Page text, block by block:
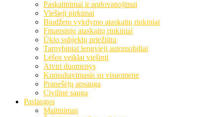
Paskatinimai ir apdovanojimai
Viešieji pirkimai
Biudžeto vykdymo ataskaitų rinkiniai
Finansinių ataskaitų rinkiniai
Ūkio subjektų priežiūra
Tarnybiniai lengvieji automobiliai
Lėšos veiklai viešinti
Atviri duomenys
Konsultavimasis su visuomene
Pranešėjų apsauga
Civilinė sauga
Paslaugos
Maitinimas